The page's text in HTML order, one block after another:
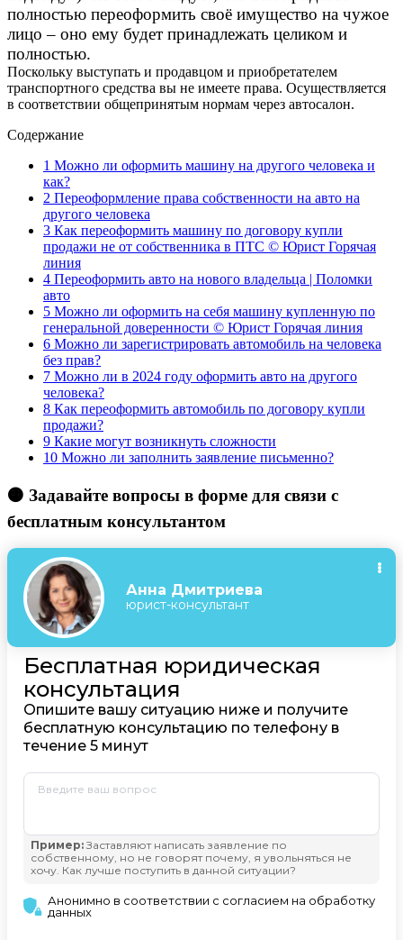
полностью переоформить своё имущество на чужое
лицо – оно ему будет принадлежать целиком и
полностью.
Поскольку выступать и продавцом и приобретателем
транспортного средства вы не имеете права. Осуществляется
в соответствии общепринятым нормам через автосалон.
Содержание
1 Можно ли оформить машину на другого человека и
как?
2 Переоформление права собственности на авто на
другого человека
3 Как переоформить машину по договору купли
продажи не от собственника в ПТС © Юрист Горячая
линия
4 Переоформить авто на нового владельца | Поломки
авто
5 Можно ли оформить на себя машину купленную по
генеральной доверенности © Юрист Горячая линия
6 Можно ли зарегистрировать автомобиль на человека
без прав?
7 Можно ли в 2024 году оформить авто на другого
человека?
8 Как переоформить автомобиль по договору купли
продажи?
9 Какие могут возникнуть сложности
10 Можно ли заполнить заявление письменно?
🟠 Задавайте вопросы в форме для связи с
бесплатным консультантом